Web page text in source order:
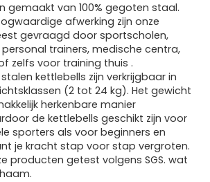
gemaakt van 100% gegoten staal.
afwerking zijn onze
gevraagd door sportscholen,
trainers, medische centra,
zelfs voor training thuis .
stalen kettlebells zijn verkrijgbaar in
(2 tot 24 kg). Het gewicht
herkenbare manier
de kettlebells geschikt zijn voor
sporters als voor beginners en
je kracht stap voor stap vergroten.
producten getest volgens SGS. wat